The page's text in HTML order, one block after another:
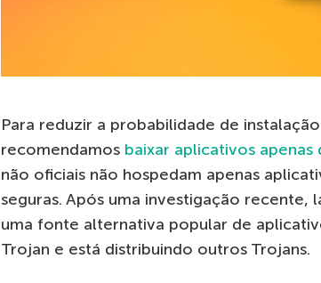
Para reduzir a probabilidade de
recomendamos baixar aplicativos apenas
não oficiais não hospedam apenas
seguras. Após uma investigação recente,
uma fonte alternativa popular de
Trojan e está distribuindo outros Trojans.